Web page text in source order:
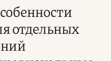
отдельных